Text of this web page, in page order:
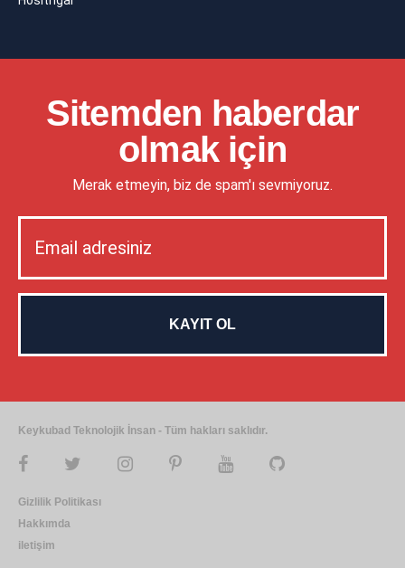
Sitemden haberdar
olmak için
Merak etmeyin, biz de spam'ı sevmiyoruz.
Keykubad Teknolojik İnsan - Tüm hakları saklıdır.
Gizlilik Politikası
Hakkımda
iletişim